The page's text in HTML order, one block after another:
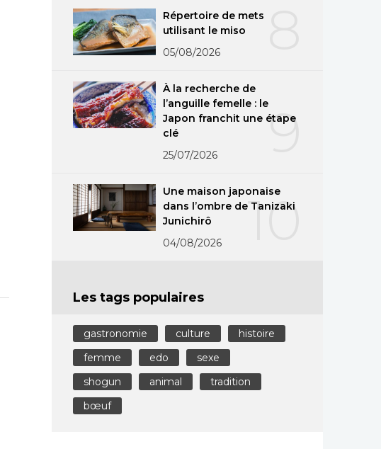
Répertoire de mets
utilisant le miso
05/08/2026
9
À la recherche de
l’anguille femelle : le
Japon franchit une étape
clé
25/07/2026
10
Une maison japonaise
dans l’ombre de Tanizaki
Junichirô
04/08/2026
Les tags populaires
gastronomie culture
histoire
femme
edo
sexe
shogun
animal
tradition
bœuf